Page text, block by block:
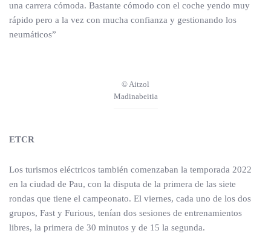
una carrera cómoda. Bastante cómodo con el coche yendo muy
rápido pero a la vez con mucha confianza y gestionando los
neumáticos”
© Aitzol
Madinabeitia
ETCR
Los turismos eléctricos también comenzaban la temporada 2022
en la ciudad de Pau, con la disputa de la primera de las siete
rondas que tiene el campeonato. El viernes, cada uno de los dos
grupos, Fast y Furious, tenían dos sesiones de entrenamientos
libres, la primera de 30 minutos y de 15 la segunda.